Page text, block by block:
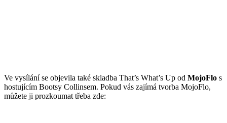
Ve vysílání se objevila také skladba That’s What’s Up od MojoFlo s
hostujícím Bootsy Collinsem. Pokud vás zajímá tvorba MojoFlo,
můžete ji prozkoumat třeba zde: